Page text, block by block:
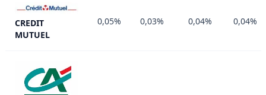
CREDIT
MUTUEL
0,05% 0,03% 0,04% 0,04%